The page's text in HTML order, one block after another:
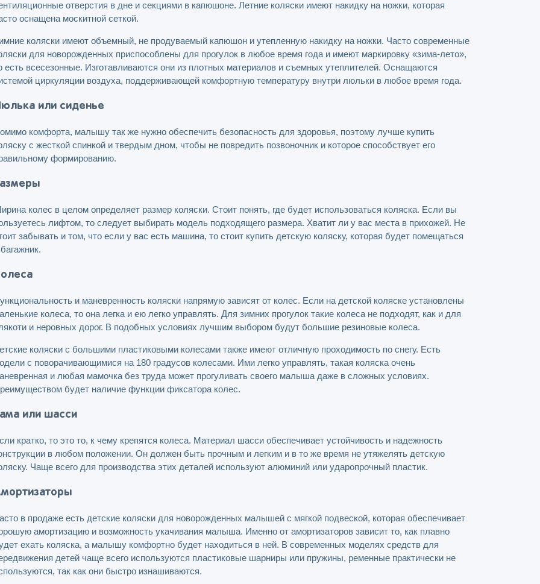
отверстия в дне и секциями в капюшоне. Летние коляски имеют накидку на ножки, которая
оснащена москитной сеткой.
коляски имеют объемный, не продуваемый капюшон и утепленную накидку на ножки. Часто современные
для новорожденных приспособлены для прогулок в любое время года и имеют маркировку «зима-лето»,
есть всесезонные. Изготавливаются они из плотных материалов и съемных утеплителей. Оснащаются
циркуляции воздуха, поддерживающей комфортную температуру внутри люльки в любое время года.
или сиденье
комфорта, малышу так же нужно обеспечить безопасность для здоровья, поэтому лучше купить
с жесткой спинкой и твердым дном, чтобы не повредить позвоночник и которое способствует его
формированию.
колес в целом определяет размер коляски. Стоит понять, где будет использоваться коляска. Если вы
лифтом, то следует выбирать модель подходящего размера. Хватит ли у вас места в прихожей. Не
забывать и том, что если у вас есть машина, то стоит купить детскую коляску, которая будет помещаться
и маневренность коляски напрямую зависят от колес. Если на детской коляске установлены
колеса, то она легка и ею легко управлять. Для зимних прогулок такие колеса не подходят, как и для
и неровных дорог. В подобных условиях лучшим выбором будут большие резиновые колеса.
коляски с большими пластиковыми колесами также имеют отличную проходимость по снегу. Есть
с поворачивающимися на 180 градусов колесами. Ими легко управлять, такая коляска очень
и любая мамочка без труда может прогуливать своего малыша даже в сложных условиях.
будет наличие функции фиксатора колес.
или шасси
кратко, то это то, к чему крепятся колеса. Материал шасси обеспечивает устойчивость и надежность
в любом положении. Он должен быть прочным и легким и в то же время не утяжелять детскую
Чаще всего для производства этих деталей используют алюминий или ударопрочный пластик.
в продаже есть детские коляски для новорожденных малышей с мягкой подвеской, которая обеспечивает
амортизацию и возможность укачивания малыша. Именно от амортизаторов зависит то, как плавно
ехать коляска, а малышу комфортно будет находиться в ней. В современных моделях средств для
детей чаще всего используются пластиковые шарниры или пружины, ременные практически не
так как они быстро изнашиваются.